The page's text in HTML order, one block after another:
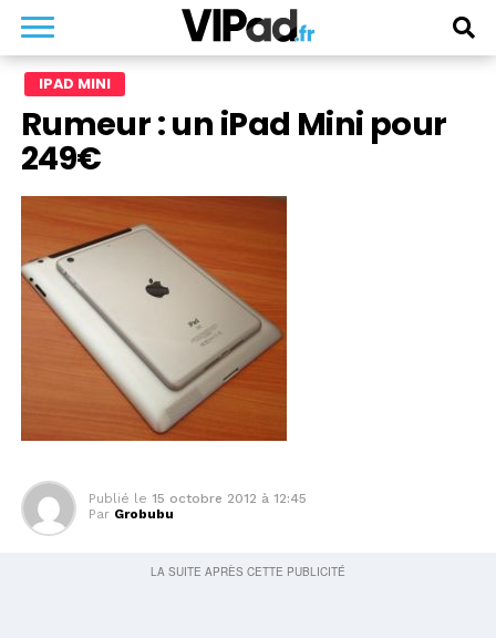
IPAD MINI
Rumeur : un iPad Mini pour
249€
Publié le 15 octobre 2012 à 12:45
Par Grobubu